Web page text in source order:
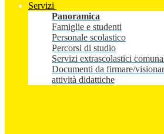
Servizi
Panoramica
Famiglie e studenti
Personale scolastico
Percorsi di studio
Servizi extrascolastici
Documenti da firmare/
attività didattiche